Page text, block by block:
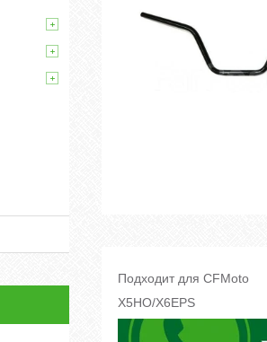
Подходит для CFMoto
X5HO/X6EPS